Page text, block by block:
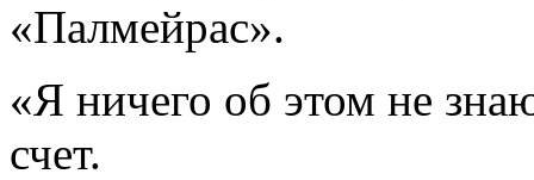
«Палмейрас».
«Я ничего об этом не
счет.